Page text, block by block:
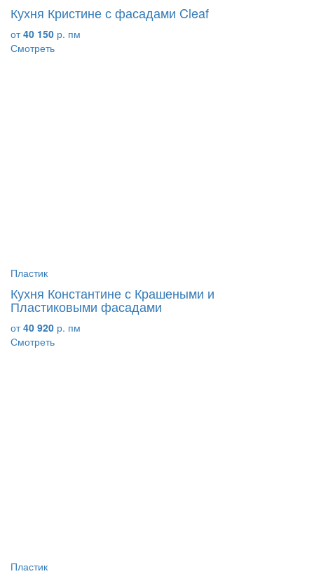
Кухня Кристине с фасадами Cleaf
от40 150 р. пм
Смотреть
Пластик
Кухня Константине с Крашеными и
Пластиковыми фасадами
от40 920 р. пм
Смотреть
Пластик